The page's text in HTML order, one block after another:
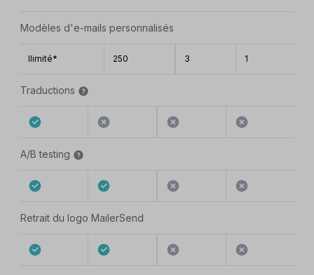
Modèles d'e-mails personnalisés
Ilimité* 250 3 1
Traductions
A/B testing
Retrait du logo MailerSend